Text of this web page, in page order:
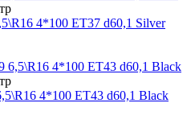
4*100 ET37 d60,1 Silver
4*100 ET43 d60,1 Black